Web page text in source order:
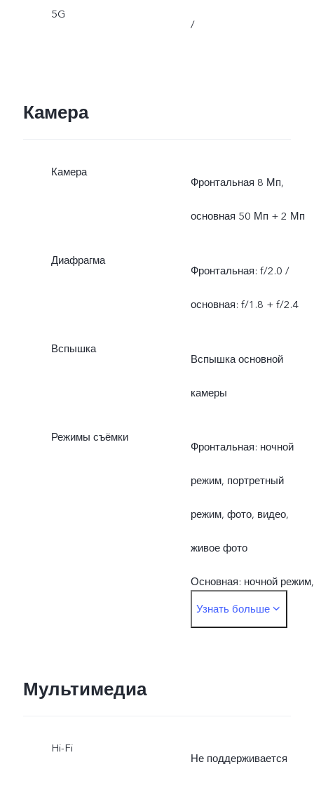
5G
/
Камера
Камера
Фронтальная 8 Мп,
основная 50 Мп + 2 Мп
Диафрагма
Фронтальная: f/2.0 /
основная: f/1.8 + f/2.4
Вспышка
Вспышка основной
камеры
Режимы съёмки
Фронтальная: ночной
режим, портретный
режим, фото, видео,
живое фото
Основная: ночной режим,
портретный режим, фото,
Узнать больше
Мультимедиа
Hi-Fi
Не поддерживается